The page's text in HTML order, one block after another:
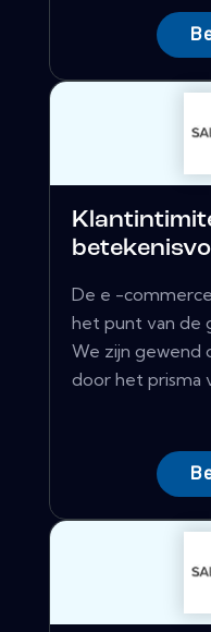
De e -
het punt van de
We zijn gewend
door het prisma